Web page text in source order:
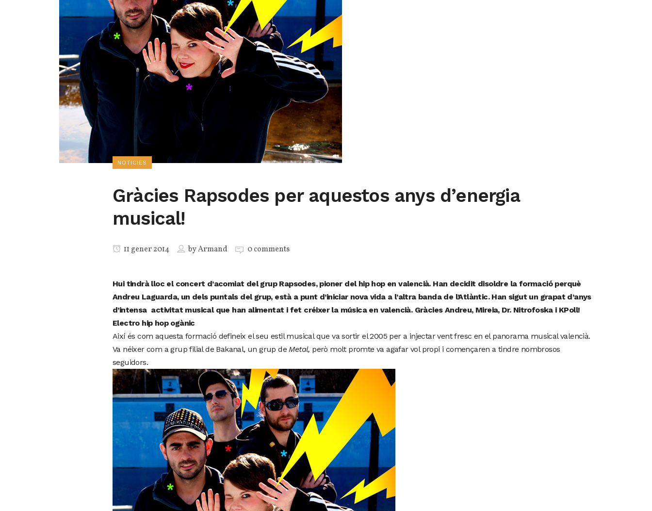
NOTICIES
Gràcies Rapsodes per aquestos anys d’energia
musical!
11 gener 2014 byArmand 0 comments
Hui tindrà lloc el concert d’acomiat del grup Rapsodes, pioner del hip hop en valencià. Han decidit disoldre la formació perquè
Andreu Laguarda, un dels puntals del grup, està a punt d’iniciar nova vida a l’altra banda de l’Atlàntic. Han sigut un grapat d’anys
d’intensa activitat musical que han alimentat i fet créixer la música en valencià. Gràcies Andreu, Mireia, Dr. Nitrofoska i KPoll!
Electro hip hop ogànic
Així és com aquesta formació defineix el seu estil musical que va sortir el 2005 per a injectar vent fresc en el panorama musical valencià.
Va néixer com a grup filial de Bakanal, un grup deMetal, però molt promte va agafar vol propi i començaren a tindre nombrosos
seguidors.